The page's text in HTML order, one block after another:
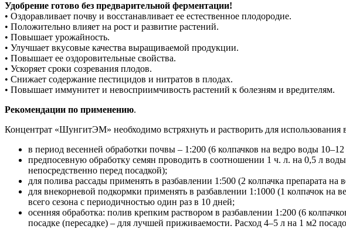
Удобрение готово без предварительной ферментации!
• Оздоравливает почву и восстанавливает ее естественное плодородие.
• Положительно влияет на рост и развитие растений.
• Повышает урожайность.
• Улучшает вкусовые качества выращиваемой продукции.
• Повышает ее оздоровительные свойства.
• Ускоряет сроки созревания плодов.
• Снижает содержание пестицидов и нитратов в плодах.
• Повышает иммунитет и невосприимчивость растений к болезням и вредителям.
Рекомендации по применению.
Концентрат «ШунгитЭМ» необходимо встряхнуть и растворить для использования
в период весенней обработки почвы – 1:200 (6 колпачков на ведро воды
предпосевную обработку семян проводить в соотношении 1 ч. л. на 0,5 л
непосредственно перед посадкой);
для полива рассады применять в разбавлении 1:500 (2 колпачка препарата
для внекорневой подкормки применять в разбавлении 1:1000 (1 колпачок на
всего сезона с периодичностью один раз в 10 дней;
осенняя обработка: полив крепким раствором в разбавлении 1:200 (6
посадке (пересадке) – для лучшей приживаемости. Расход 4–5 л на 1 м2